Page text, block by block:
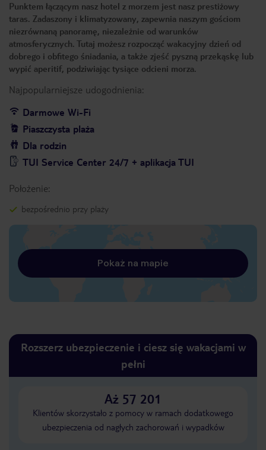
Punktem łączącym nasz hotel z morzem jest nasz prestiżowy
taras. Zadaszony i klimatyzowany, zapewnia naszym gościom
niezrównaną panoramę, niezależnie od warunków
atmosferycznych. Tutaj możesz rozpocząć wakacyjny dzień od
dobrego i obfitego śniadania, a także zjeść pyszną przekąskę lub
wypić aperitif, podziwiając tysiące odcieni morza.
Najpopularniejsze udogodnienia:
Darmowe Wi-Fi
Piaszczysta plaża
Dla rodzin
TUI Service Center 24/7 + aplikacja TUI
Położenie:
bezpośrednio przy plaży
Pokaż na mapie
Rozszerz ubezpieczenie i ciesz się wakacjami w
pełni
Aż 57 201
Klientów skorzystało z pomocy w ramach dodatkowego
ubezpieczenia od nagłych zachorowań i wypadków